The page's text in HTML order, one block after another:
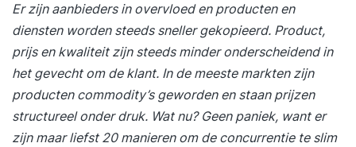
Er zijn aanbieders in overvloed en producten en
diensten worden steeds sneller gekopieerd. Product,
prijs en kwaliteit zijn steeds minder onderscheidend in
het gevecht om de klant. In de meeste markten zijn
producten commodity’s geworden en staan prijzen
structureel onder druk. Wat nu? Geen paniek, want er
zijn maar liefst 20 manieren om de concurrentie te slim